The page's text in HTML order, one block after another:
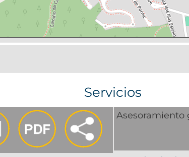
Servicios
Asesoramiento